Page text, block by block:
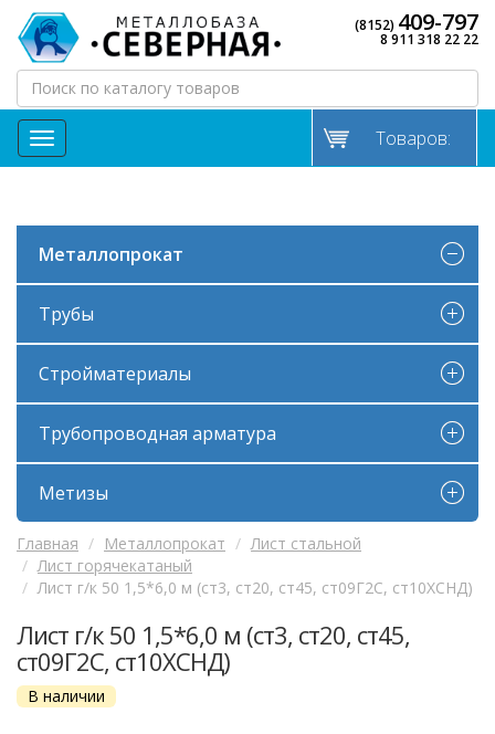
(8152) 409-797
8 911 318 22 22
МЕНЮ Товаров:
Металлопрокат
Трубы
Стройматериалы
Трубопроводная арматура
Метизы
Главная Металлопрокат
Лист стальной
Лист горячекатаный
Лист г/к 50 1,5*6,0 м (ст3, ст20, ст45, ст09Г2С, ст10ХСНД)
Лист г/к 50 1,5*6,0 м (ст3, ст20, ст45,
ст09Г2С, ст10ХСНД)
В наличии